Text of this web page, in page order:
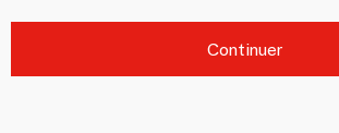
Continuer